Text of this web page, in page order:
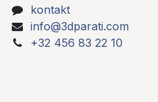
kontakt
info@3dparati.com
+32 456 83 22 10